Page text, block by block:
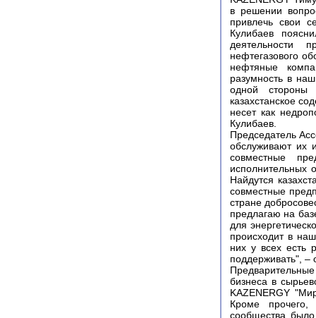
в решении
привлечь свои
Кулибаев
деятельности
нефтегазового
нефтяные
разумность в
одной стороны
казахстанское
несет как
Кулибаев.
Председатель
обслуживают их
совместные
исполнительных
Найдутся
совместные
стране
предлагаю на
для
происходит в
них у всех есть
поддерживать", –
бизнеса в
KAZENERGY
Кроме прочего,
сообщества